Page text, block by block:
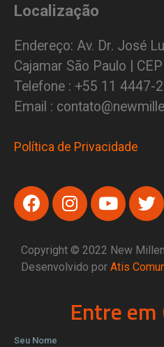
Localização
Endereço: Av. Dr. José
Cajamar São Paulo |
Telefone : +55 11 4447-
Email :
Política de Privacidade
Copyright © 2022 New Millen
Desenvolvido por Atis
Entre
Seu Nome